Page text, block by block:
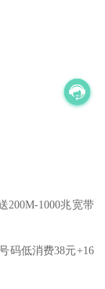
200M-1000兆宽带
码低消费38元+16